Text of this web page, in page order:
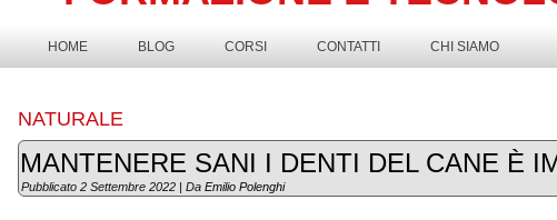
HOME BLOG CORSI CONTATTI CHI SIAMO
NATURALE
MANTENERE SANI I DENTI DEL CANE È
Pubblicato 2 Settembre 2022 | Da Emilio Polenghi